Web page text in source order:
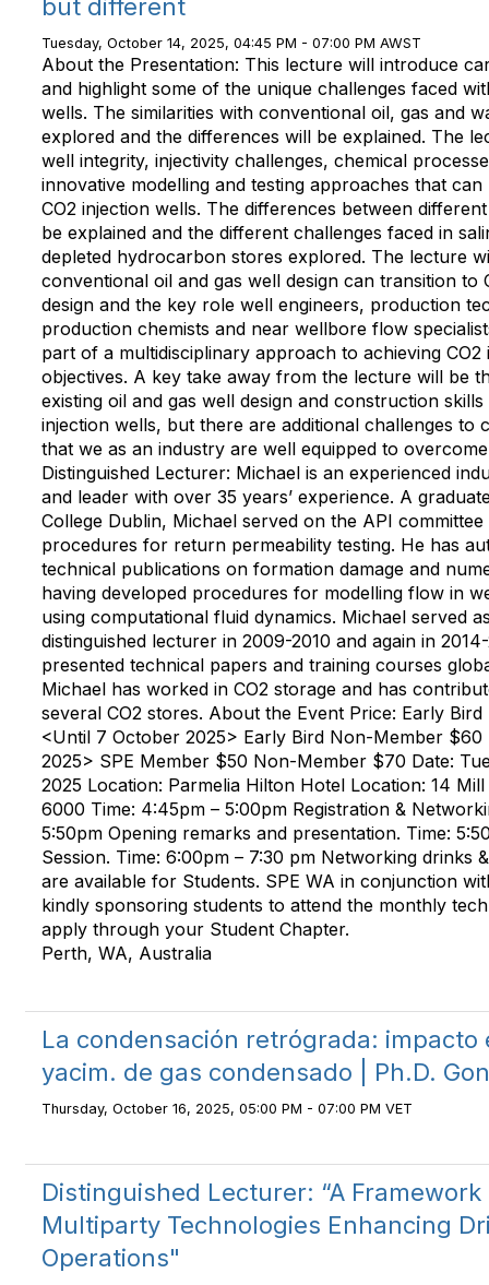
but different
Tuesday, October 14, 2025, 04:45 PM - 07:00 PM AWST
About the Presentation: This lecture will introduce
and highlight some of the unique challenges faced
wells. The similarities with conventional oil, gas and
explored and the differences will be explained. The
well integrity, injectivity challenges, chemical
innovative modelling and testing approaches that
CO2 injection wells. The differences between
be explained and the different challenges faced in
depleted hydrocarbon stores explored. The lecture
conventional oil and gas well design can transition to
design and the key role well engineers, production
production chemists and near wellbore flow
part of a multidisciplinary approach to achieving CO2
objectives. A key take away from the lecture will be
existing oil and gas well design and construction
injection wells, but there are additional challenges to
that we as an industry are well equipped to
Distinguished Lecturer: Michael is an experienced
and leader with over 35 years’ experience. A
College Dublin, Michael served on the API
procedures for return permeability testing. He has
technical publications on formation damage and
having developed procedures for modelling flow in
using computational fluid dynamics. Michael served
distinguished lecturer in 2009-2010 and again in
presented technical papers and training courses
Michael has worked in CO2 storage and has
several CO2 stores. About the Event Price: Early
<Until 7 October 2025> Early Bird Non-Member
2025> SPE Member $50 Non-Member $70 Date:
2025 Location: Parmelia Hilton Hotel Location: 14
6000 Time: 4:45pm – 5:00pm Registration &
5:50pm Opening remarks and presentation. Time:
Session. Time: 6:00pm – 7:30 pm Networking drinks
are available for Students. SPE WA in conjunction
kindly sponsoring students to attend the monthly
apply through your Student Chapter.
Perth, WA, Australia
La condensación retrógrada: impacto
yacim. de gas condensado | Ph.D.
Thursday, October 16, 2025, 05:00 PM - 07:00 PM VET
Distinguished Lecturer: “A Framework
Multiparty Technologies Enhancing
Operations"